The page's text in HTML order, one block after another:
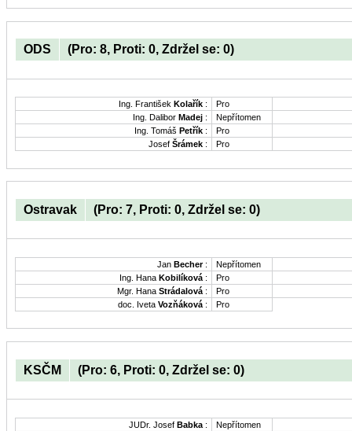
ODS (Pro: 8, Proti: 0, Zdržel se: 0)
Ing. František Kolařík :
Pro
Ing. Dalibor Madej :
Nepřítomen
Ing. Tomáš Petřík :
Pro
Josef Šrámek : Pro
Ostravak (Pro: 7, Proti: 0, Zdržel se: 0)
Jan Becher:
Nepřítomen
Ing. Hana Kobilíková :
Pro
Mgr. Hana Strádalová :
Pro
doc. Iveta Vozňáková : Pro
KSČM (Pro: 6, Proti: 0, Zdržel se: 0)
JUDr. Josef Babka :
Nepřítomen